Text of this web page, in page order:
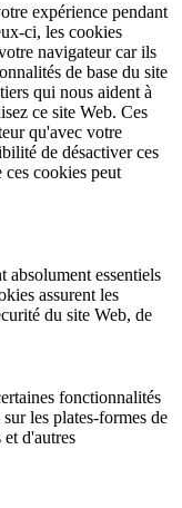
expérience pendant
ci, les cookies
navigateur car ils
de base du site
qui nous aident à
ce site Web. Ces
qu'avec votre
de désactiver ces
cookies peut
absolument essentiels
assurent les
du site Web, de
fonctionnalités
les plates-formes de
d'autres